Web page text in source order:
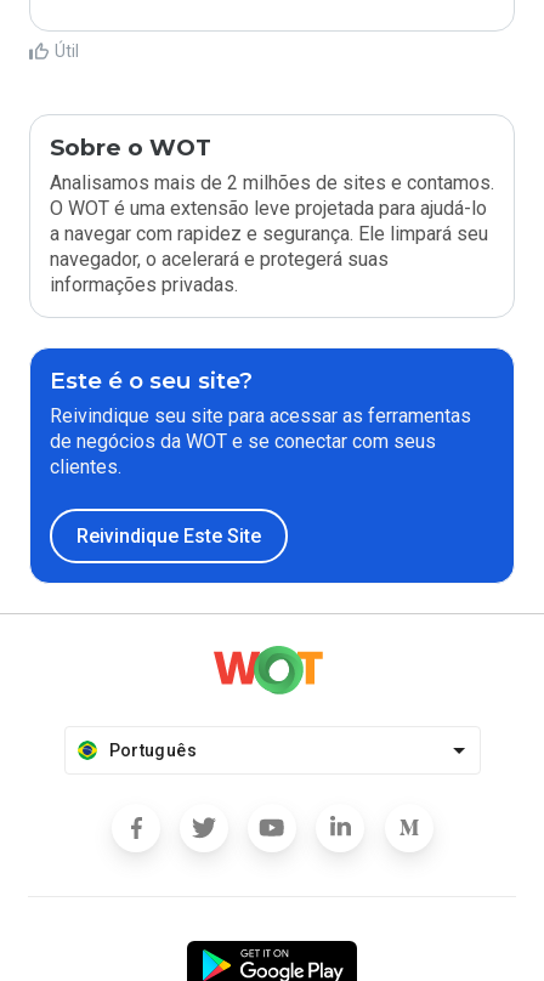
Útil
Sobre o WOT
Analisamos mais de 2 milhões de sites e contamos.
O WOT é uma extensão leve projetada para ajudá-lo
a navegar com rapidez e segurança. Ele limpará seu
navegador, o acelerará e protegerá suas
informações privadas.
Este é o seu site?
Reivindique seu site para acessar as ferramentas
de negócios da WOT e se conectar com seus
clientes.
Reivindique Este Site
Português